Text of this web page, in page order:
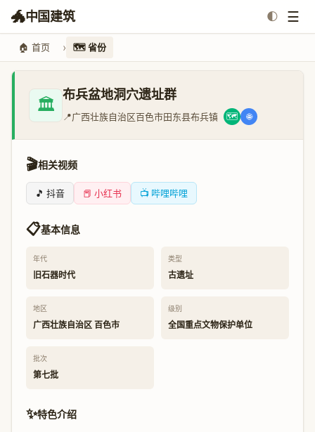
🐲中国建筑 🌓 ☰
🏠 首页 🗺️ 省份
🏛️ 布兵盆地洞穴遗址群
📍广西壮族自治区百色市田东县布兵镇 🗺️ 🌐
🎬相关视频
🎵 抖音 📕 小红书 📺 哔哩哔哩
📋基本信息
年代
旧石器时代
类型
古遗址
地区
广西壮族自治区 百色市
级别
全国重点文物保护单位
批次
第七批
✨特色介绍